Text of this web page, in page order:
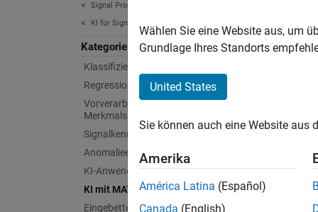
Signal Processing Toolbox
KI für Signale
Kategorie
Klassifizierung
Regression
Vorverarbeitung und
Merkmalsextraktion
Signalkennzeichnung
Anomalieerkennung
KI-Anwendungen
KI mit MATLAB und Python
Eingebettete KI-Systeme
Wählen Sie eine Website aus, um
Grundlage Ihres Standorts
United States
Sie können auch eine Website aus
Amerika
América Latina (Español)
Canada (English)